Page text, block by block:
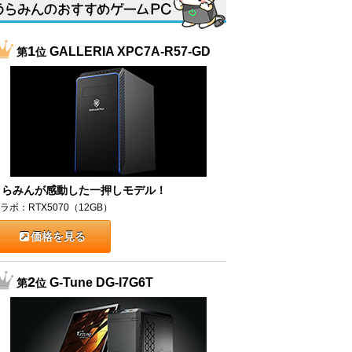
第1位GALLERIA XPC7A-R57-GD
みんが感動した一押しモデル！
ボ：RTX5070（12GB）
価格を見る
第2位G-Tune DG-I7G6T